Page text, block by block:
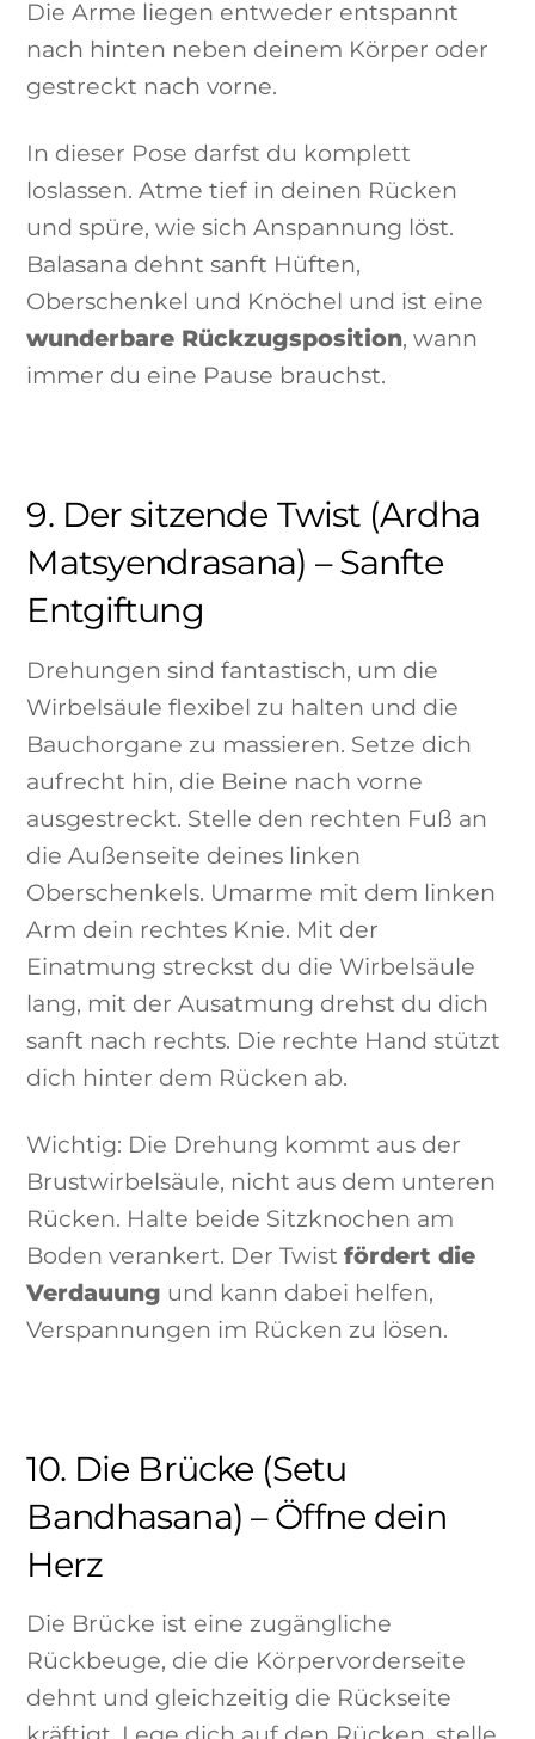
Die Arme liegen entweder entspannt
nach hinten neben deinem Körper oder
gestreckt nach vorne.
In dieser Pose darfst du komplett
loslassen. Atme tief in deinen Rücken
und spüre, wie sich Anspannung löst.
Balasana dehnt sanft Hüften,
Oberschenkel und Knöchel und ist eine
wunderbare Rückzugsposition, wann
immer du eine Pause brauchst.
9. Der sitzende Twist (Ardha
Matsyendrasana) – Sanfte
Entgiftung
Drehungen sind fantastisch, um die
Wirbelsäule flexibel zu halten und die
Bauchorgane zu massieren. Setze dich
aufrecht hin, die Beine nach vorne
ausgestreckt. Stelle den rechten Fuß an
die Außenseite deines linken
Oberschenkels. Umarme mit dem linken
Arm dein rechtes Knie. Mit der
Einatmung streckst du die Wirbelsäule
lang, mit der Ausatmung drehst du dich
sanft nach rechts. Die rechte Hand stützt
dich hinter dem Rücken ab.
Wichtig: Die Drehung kommt aus der
Brustwirbelsäule, nicht aus dem unteren
Rücken. Halte beide Sitzknochen am
Boden verankert. Der Twistfördert die
Verdauung und kann dabei helfen,
Verspannungen im Rücken zu lösen.
10. Die Brücke (Setu
Bandhasana) – Öffne dein
Herz
Die Brücke ist eine zugängliche
Rückbeuge, die die Körpervorderseite
dehnt und gleichzeitig die Rückseite